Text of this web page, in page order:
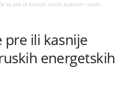
se pre ili kasnije vratiti kupovini ruskih
pre ili kasnije
energetskih